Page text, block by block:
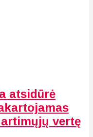
atsidūrė
vertę